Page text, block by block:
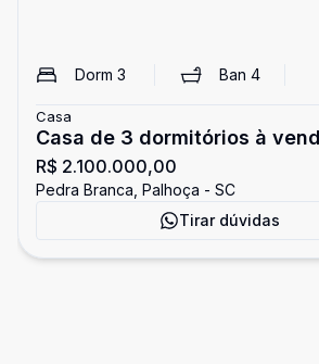
Dorm 3 Ban 4
Casa
Casa de 3 dormitórios à
Pedra Branca
R$ 2.100.000,00
Pedra Branca, Palhoça - SC
Tirar dúvidas